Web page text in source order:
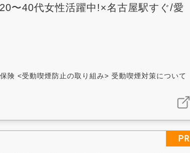
〜40代女性活躍中!×名古屋駅すぐ/愛
険 <受動喫煙防止の取り組み> 受動喫煙対策について
PR